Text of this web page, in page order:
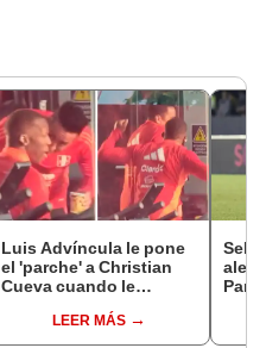
Luis Advíncula le pone
el 'parche' a Christian
Cueva cuando le
entrenamientos
LEER MÁS